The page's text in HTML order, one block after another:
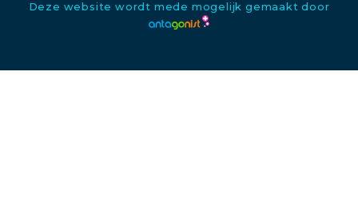
Deze website wordt mede mogelijk gemaakt door